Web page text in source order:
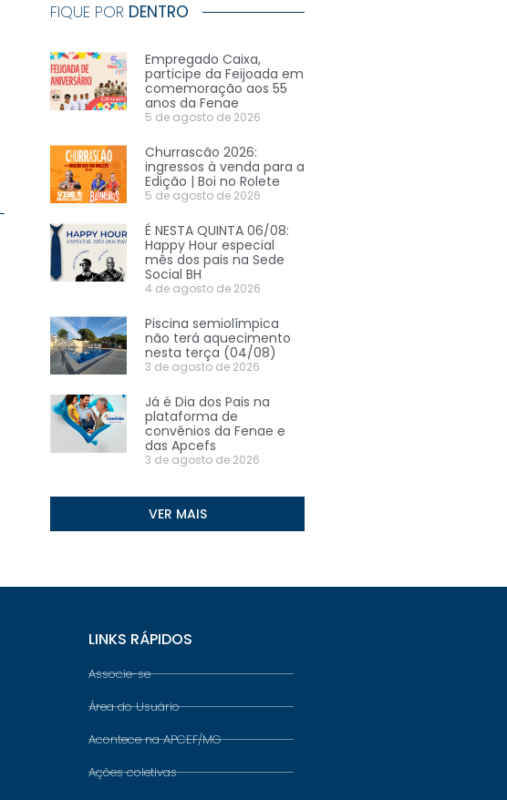
FIQUE POR DENTRO
Empregado Caixa,
participe da Feijoada em
comemoração aos 55
anos da Fenae
5 de agosto de 2026
Churrascão 2026:
ingressos à venda para a
Edição | Boi no Rolete
5 de agosto de 2026
É NESTA QUINTA 06/08:
Happy Hour especial
mês dos pais na Sede
Social BH
4 de agosto de 2026
Piscina semiolímpica
não terá aquecimento
nesta terça (04/08)
3 de agosto de 2026
Já é Dia dos Pais na
plataforma de
convênios da Fenae e
das Apcefs
3 de agosto de 2026
VER MAIS
LINKS RÁPIDOS
Associe-se
Área do Usuário
Acontece na APCEF/MG
Ações coletivas